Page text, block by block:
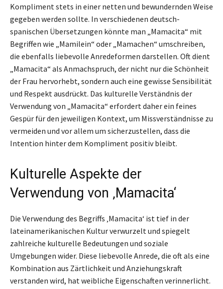
Kompliment stets in einer netten und bewundernden Weise
gegeben werden sollte. In verschiedenen deutsch-
spanischen Übersetzungen könnte man „Mamacita“ mit
Begriffen wie „Mamilein“ oder „Mamachen“ umschreiben,
die ebenfalls liebevolle Anredeformen darstellen. Oft dient
„Mamacita“ als Anmachspruch, der nicht nur die Schönheit
der Frau hervorhebt, sondern auch eine gewisse Sensibilität
und Respekt ausdrückt. Das kulturelle Verständnis der
Verwendung von „Mamacita“ erfordert daher ein feines
Gespür für den jeweiligen Kontext, um Missverständnisse zu
vermeiden und vor allem um sicherzustellen, dass die
Intention hinter dem Kompliment positiv bleibt.
Kulturelle Aspekte der
Verwendung von ‚Mamacita‘
Die Verwendung des Begriffs ‚Mamacita‘ ist tief in der
lateinamerikanischen Kultur verwurzelt und spiegelt
zahlreiche kulturelle Bedeutungen und soziale
Umgebungen wider. Diese liebevolle Anrede, die oft als eine
Kombination aus Zärtlichkeit und Anziehungskraft
verstanden wird, hat weibliche Eigenschaften verinnerlicht.